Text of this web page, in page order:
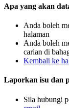
Apa yang akan
Anda boleh
halaman
Anda boleh
carian di
Kembali ke
Laporkan isu dan
Sila hubungi